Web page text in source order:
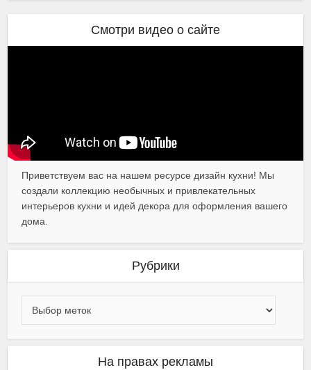
Смотри видео о сайте
Приветствуем вас на нашем ресурсе дизайн кухни! Мы
создали коллекцию необычных и привлекательных
интерьеров кухни и идей декора для оформления вашего
дома.
Рубрики
На правах рекламы